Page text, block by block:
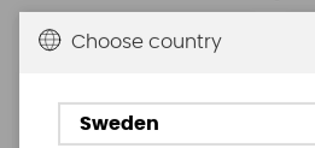
Obrien
Rope (1850 kg) - Yellow
Choose country
Sweden